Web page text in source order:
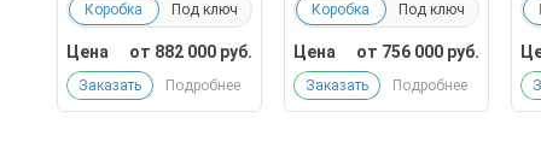
Коробка Под ключ
Цена от 882 000руб.
Заказать Подробнее
Коробка Под ключ
Цена от 756 000руб.
Заказать Подробнее